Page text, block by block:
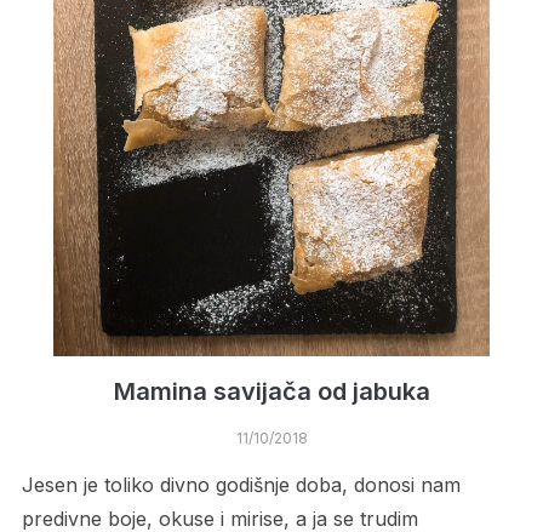
Mamina savijača od jabuka
11/10/2018
Jesen je toliko divno godišnje doba, donosi nam
predivne boje, okuse i mirise, a ja se trudim